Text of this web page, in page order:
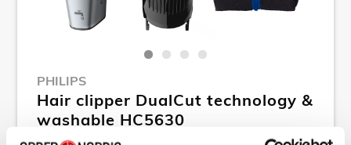
PHILIPS
Hair clipper DualCut technology &
washable HC5630